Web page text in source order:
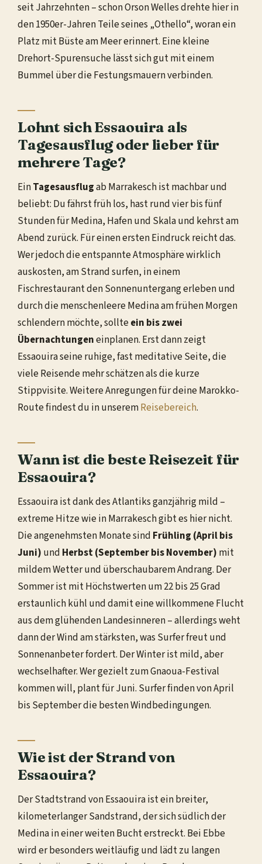
seit Jahrzehnten – schon Orson Welles drehte hier in
den 1950er-Jahren Teile seines „Othello“, woran ein
Platz mit Büste am Meer erinnert. Eine kleine
Drehort-Spurensuche lässt sich gut mit einem
Bummel über die Festungsmauern verbinden.
Lohnt sich Essaouira als
Tagesausflug oder lieber für
mehrere Tage?
EinTagesausflugab Marrakesch ist machbar und
beliebt: Du fährst früh los, hast rund vier bis fünf
Stunden für Medina, Hafen und Skala und kehrst am
Abend zurück. Für einen ersten Eindruck reicht das.
Wer jedoch die entspannte Atmosphäre wirklich
auskosten, am Strand surfen, in einem
Fischrestaurant den Sonnenuntergang erleben und
durch die menschenleere Medina am frühen Morgen
schlendern möchte, sollteein bis zwei
Übernachtungeneinplanen. Erst dann zeigt
Essaouira seine ruhige, fast meditative Seite, die
viele Reisende mehr schätzen als die kurze
Stippvisite. Weitere Anregungen für deine Marokko-
Route findest du in unseremReisebereich.
Wann ist die beste Reisezeit für
Essaouira?
Essaouira ist dank des Atlantiks ganzjährig mild –
extreme Hitze wie in Marrakesch gibt es hier nicht.
Die angenehmsten Monate sind Frühling (April bis
Juni) und Herbst (September bis November) mit
mildem Wetter und überschaubarem Andrang. Der
Sommer ist mit Höchstwerten um 22 bis 25 Grad
erstaunlich kühl und damit eine willkommene Flucht
aus dem glühenden Landesinneren – allerdings weht
dann der Wind am stärksten, was Surfer freut und
Sonnenanbeter fordert. Der Winter ist mild, aber
wechselhafter. Wer gezielt zum Gnaoua-Festival
kommen will, plant für Juni. Surfer finden von April
bis September die besten Windbedingungen.
Wie ist der Strand von
Essaouira?
Der Stadtstrand von Essaouira ist ein breiter,
kilometerlanger Sandstrand, der sich südlich der
Medina in einer weiten Bucht erstreckt. Bei Ebbe
wird er besonders weitläufig und lädt zu langen